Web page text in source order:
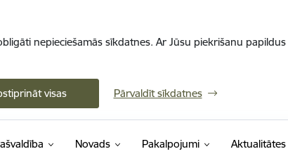
nepieciešamās sīkdatnes. Ar Jūsu piekrišanu
visas Pārvaldīt sīkdatnes
Novads Pakalpojumi Aktualitātes